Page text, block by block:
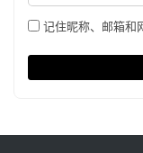
记住昵称、邮箱和